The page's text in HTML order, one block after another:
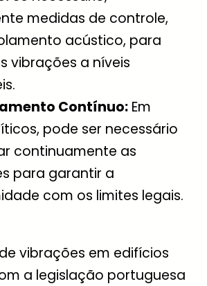
medidas de controle,
acústico, para
vibrações a níveis
Contínuo: Em
pode ser necessário
continuamente as
para garantir a
com os limites legais.
vibrações em edifícios
a legislação portuguesa